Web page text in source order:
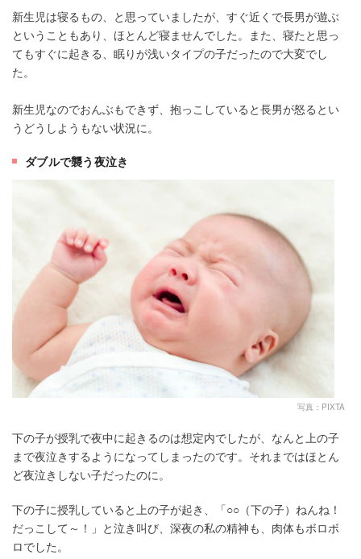
新生児は寝るもの、と思っていましたが、すぐ近くで長男が遊ぶ
ということもあり、ほとんど寝ませんでした。また、寝たと思っ
てもすぐに起きる、眠りが浅いタイプの子だったので大変でし
た。
新生児なのでおんぶもできず、抱っこしていると長男が怒るとい
うどうしようもない状況に。
ダブルで襲う夜泣き
写真：PIXTA
下の子が授乳で夜中に起きるのは想定内でしたが、なんと上の子
まで夜泣きするようになってしまったのです。それまではほとん
ど夜泣きしない子だったのに。
下の子に授乳していると上の子が起き、「○○（下の子）ねんね！
だっこして～！」と泣き叫び、深夜の私の精神も、肉体もボロボ
ロでした。